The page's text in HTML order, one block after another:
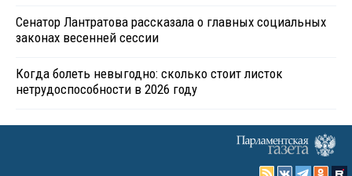
Сенатор Лантратова рассказала о главных социальных
законах весенней сессии
Когда болеть невыгодно: сколько стоит листок
нетрудоспособности в 2026 году